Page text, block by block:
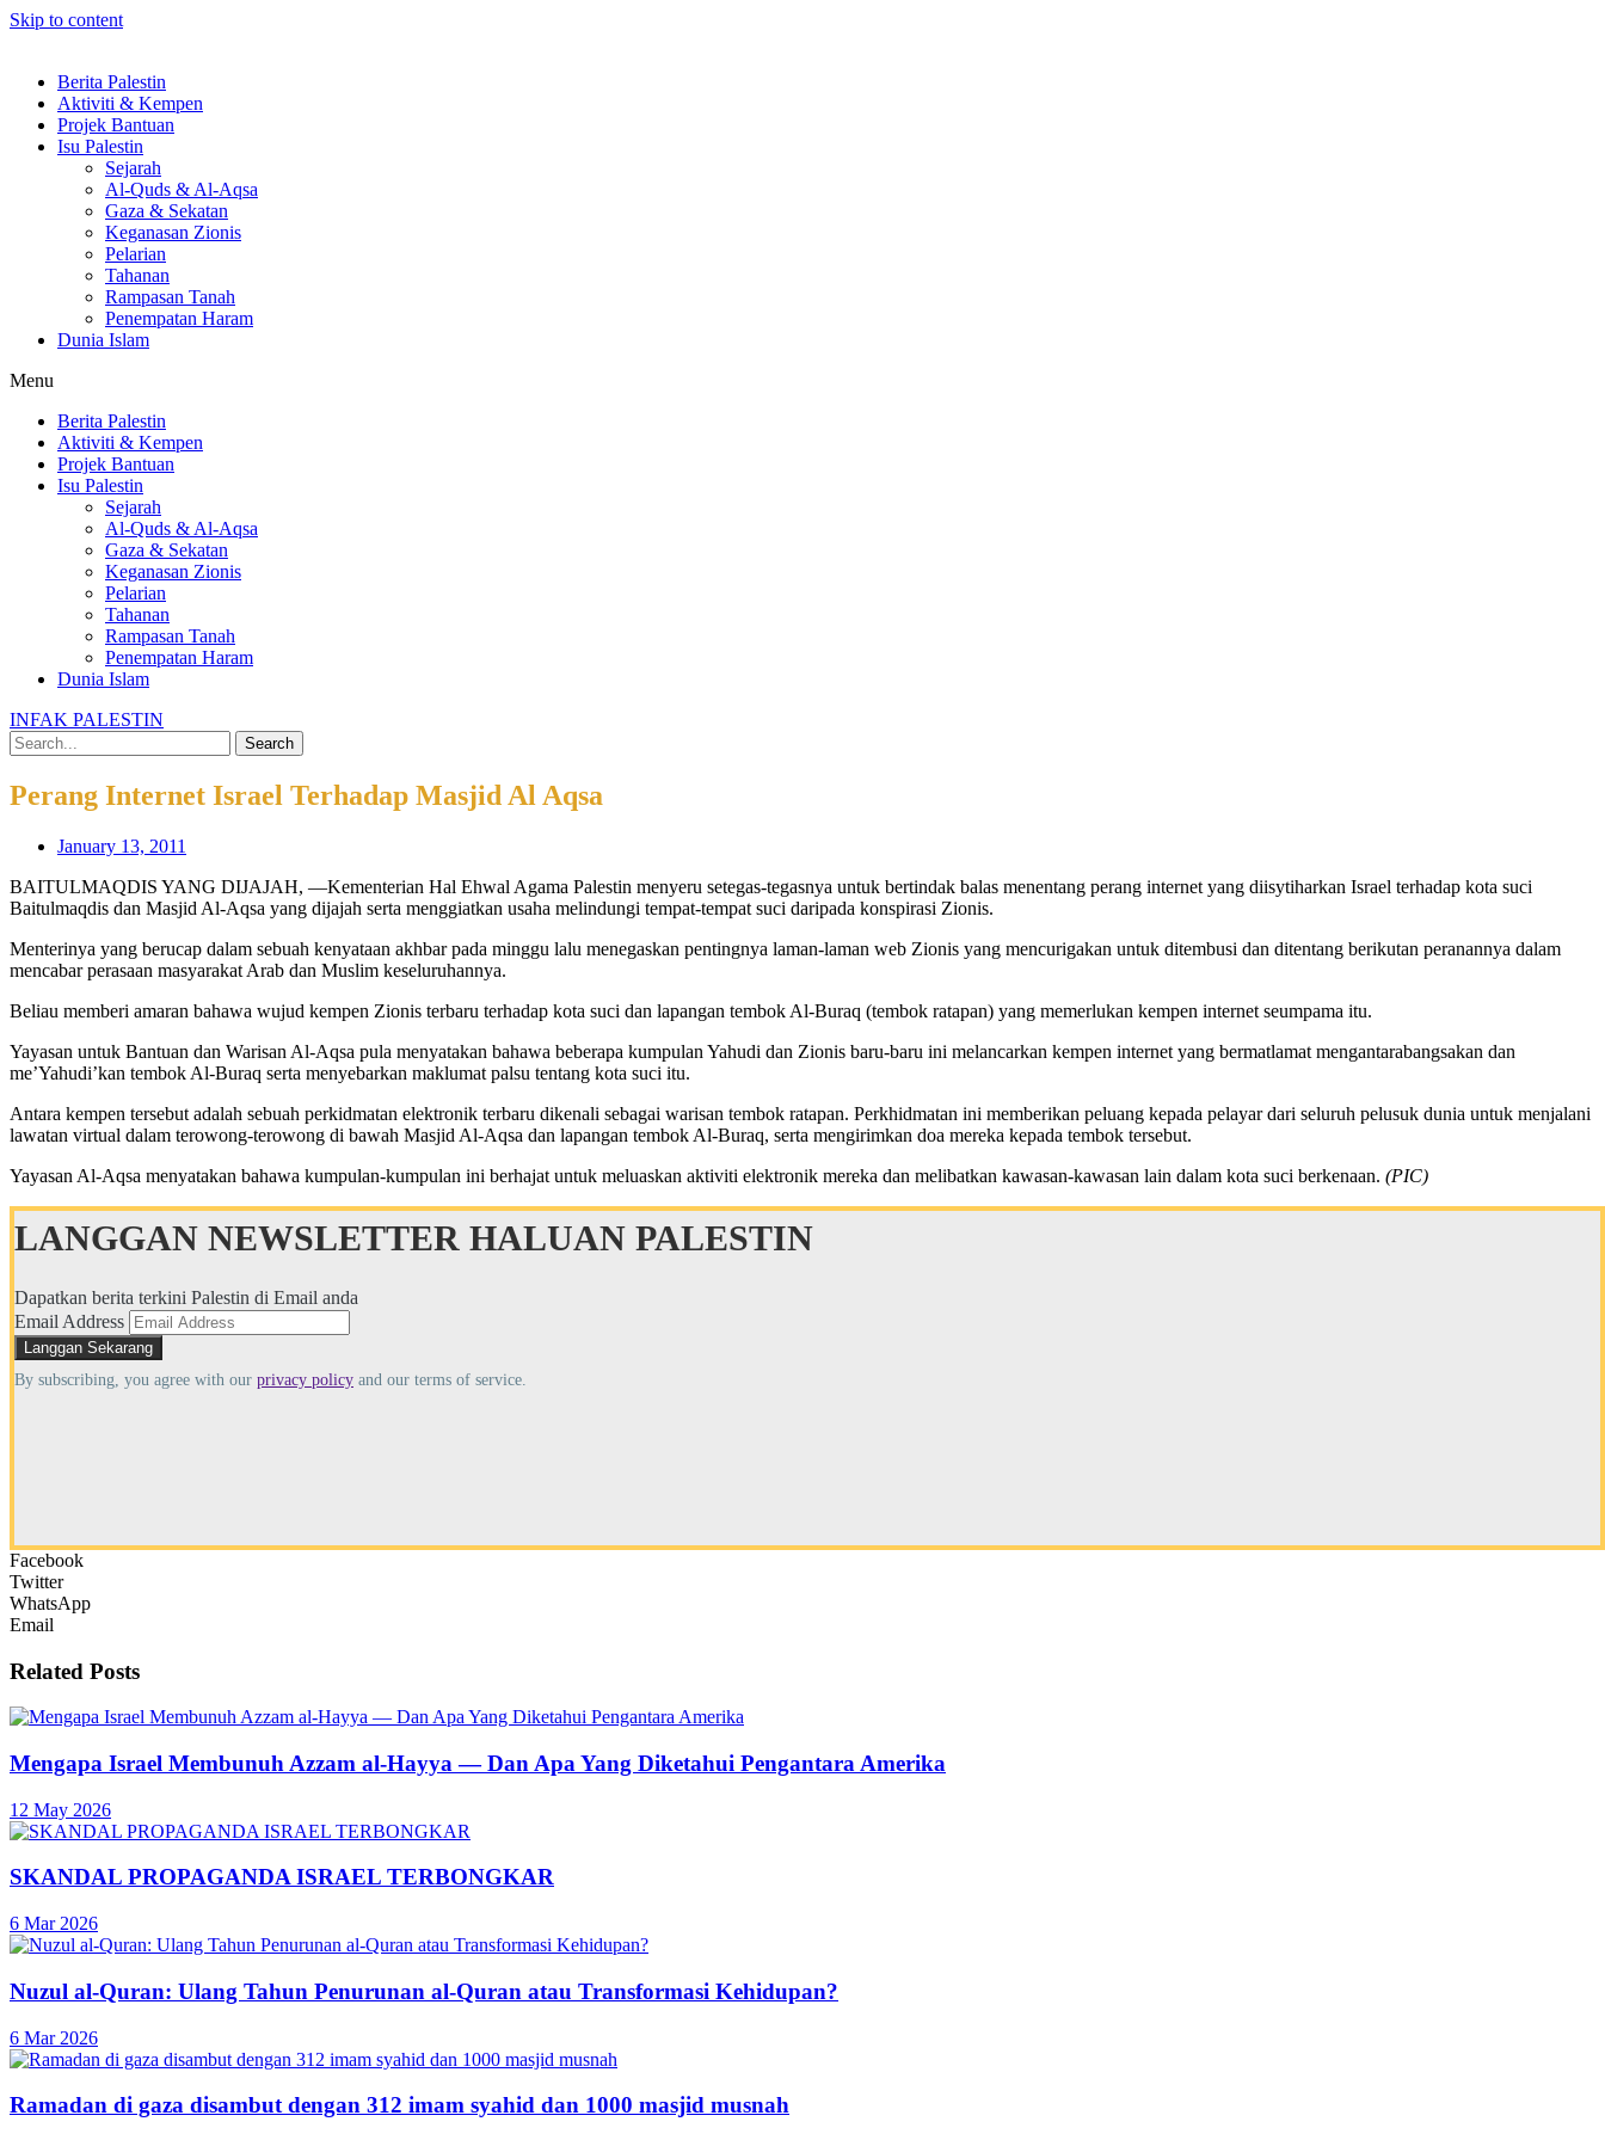
Skip to content
Berita Palestin
Aktiviti & Kempen
Projek Bantuan
Isu Palestin
Sejarah
Al-Quds & Al-Aqsa
Gaza & Sekatan
Keganasan Zionis
Pelarian
Tahanan
Rampasan Tanah
Penempatan Haram
Dunia Islam
Menu
Berita Palestin
Aktiviti & Kempen
Projek Bantuan
Isu Palestin
Sejarah
Al-Quds & Al-Aqsa
Gaza & Sekatan
Keganasan Zionis
Pelarian
Tahanan
Rampasan Tanah
Penempatan Haram
Dunia Islam
INFAK PALESTIN
Search
Perang Internet Israel Terhadap Masjid Al Aqsa
January 13, 2011
BAITULMAQDIS YANG DIJAJAH, —Kementerian Hal Ehwal Agama Palestin menyeru setegas-tegasnya untuk bertindak balas menentang perang internet yang diisytiharkan Israel terhadap kota suci
Baitulmaqdis dan Masjid Al-Aqsa yang dijajah serta menggiatkan usaha melindungi tempat-tempat suci daripada konspirasi Zionis.
Menterinya yang berucap dalam sebuah kenyataan akhbar pada minggu lalu menegaskan pentingnya laman-laman web Zionis yang mencurigakan untuk ditembusi dan ditentang berikutan peranannya dalam
mencabar perasaan masyarakat Arab dan Muslim keseluruhannya.
Beliau memberi amaran bahawa wujud kempen Zionis terbaru terhadap kota suci dan lapangan tembok Al-Buraq (tembok ratapan) yang memerlukan kempen internet seumpama itu.
Yayasan untuk Bantuan dan Warisan Al-Aqsa pula menyatakan bahawa beberapa kumpulan Yahudi dan Zionis baru-baru ini melancarkan kempen internet yang bermatlamat mengantarabangsakan dan
me’Yahudi’kan tembok Al-Buraq serta menyebarkan maklumat palsu tentang kota suci itu.
Antara kempen tersebut adalah sebuah perkidmatan elektronik terbaru dikenali sebagai warisan tembok ratapan. Perkhidmatan ini memberikan peluang kepada pelayar dari seluruh pelusuk dunia untuk menjalani
lawatan virtual dalam terowong-terowong di bawah Masjid Al-Aqsa dan lapangan tembok Al-Buraq, serta mengirimkan doa mereka kepada tembok tersebut.
Yayasan Al-Aqsa menyatakan bahawa kumpulan-kumpulan ini berhajat untuk meluaskan aktiviti elektronik mereka dan melibatkan kawasan-kawasan lain dalam kota suci berkenaan. (PIC)
LANGGAN NEWSLETTER HALUAN PALESTIN
Dapatkan berita terkini Palestin di Email anda
Email Address
By subscribing, you agree with our privacy policy and our terms of service.
Facebook
Twitter
WhatsApp
Email
Related Posts
Mengapa Israel Membunuh Azzam al-Hayya — Dan Apa Yang Diketahui Pengantara Amerika
12 May 2026
SKANDAL PROPAGANDA ISRAEL TERBONGKAR
6 Mar 2026
Nuzul al-Quran: Ulang Tahun Penurunan al-Quran atau Transformasi Kehidupan?
6 Mar 2026
Ramadan di gaza disambut dengan 312 imam syahid dan 1000 masjid musnah